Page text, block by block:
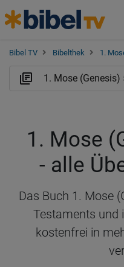
Bibel TV Bibelthek 1.
1. Mose
- alle
Das Buch 1. Mose
Testaments und
kostenfrei in